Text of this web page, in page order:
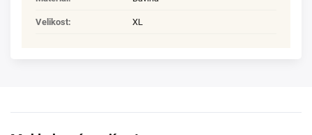
Velikost: XL